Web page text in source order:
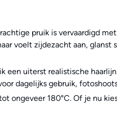
pruik is vervaardigd
voelt zijdezacht aan,
een uiterst realistische
dagelijks gebruik,
ongeveer 180°C. Of je nu